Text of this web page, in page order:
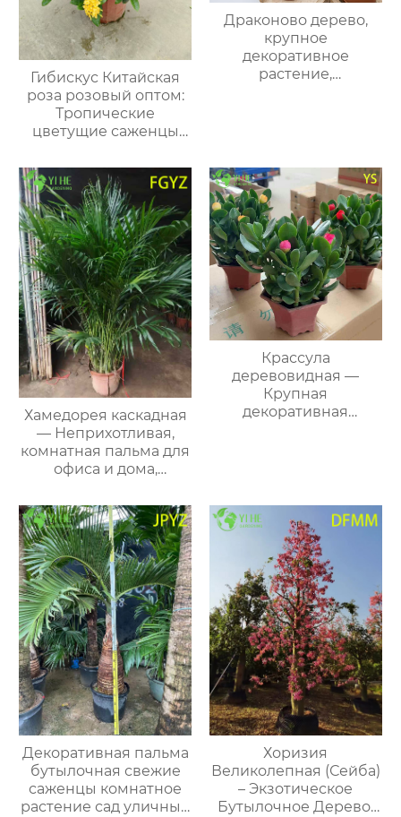
Гибискус Китайская
роза розовый оптом:
Тропические
цветущие саженцы
Драконово дерево,
крупное
декоративное
растение,
Хамедорея каскадная
— Неприхотливая,
комнатная пальма для
офиса и дома,
очистка воздуха,
оптом
Крассула
деревовидная —
Крупная
декоративная
Декоративная пальма
бутылочная свежие
саженцы комнатное
растение сад уличные
Хоризия
Великолепная (Сейба)
– Экзотическое
Бутылочное Дерево,